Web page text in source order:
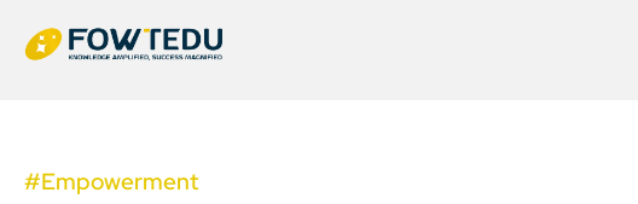
#Empowerment